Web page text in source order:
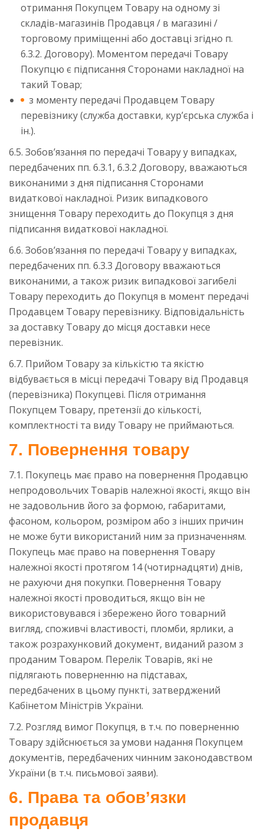
отримання Покупцем Товару на одному зі
складів-магазинів Продавця / в магазині /
торговому приміщенні або доставці згідно п.
6.3.2. Договору). Моментом передачі Товару
Покупцю є підписання Сторонами накладної на
такий Товар;
з моменту передачі Продавцем Товару
перевізнику (служба доставки, кур’єрська служба і
ін.).
6.5. Зобов’язання по передачі Товару у випадках,
передбачених пп. 6.3.1, 6.3.2 Договору, вважаються
виконаними з дня підписання Сторонами
видаткової накладної. Ризик випадкового
знищення Товару переходить до Покупця з дня
підписання видаткової накладної.
6.6. Зобов’язання по передачі Товару у випадках,
передбачених пп. 6.3.3 Договору вважаються
виконаними, а також ризик випадкової загибелі
Товару переходить до Покупця в момент передачі
Продавцем Товару перевізнику. Відповідальність
за доставку Товару до місця доставки несе
перевізник.
6.7. Прийом Товару за кількістю та якістю
відбувається в місці передачі Товару від Продавця
(перевізника) Покупцеві. Після отримання
Покупцем Товару, претензії до кількості,
комплектності та виду Товару не приймаються.
7. Повернення товару
7.1. Покупець має право на повернення Продавцю
непродовольчих Товарів належної якості, якщо він
не задовольнив його за формою, габаритами,
фасоном, кольором, розміром або з інших причин
не може бути використаний ним за призначенням.
Покупець має право на повернення Товару
належної якості протягом 14 (чотирнадцяти) днів,
не рахуючи дня покупки. Повернення Товару
належної якості проводиться, якщо він не
використовувався і збережено його товарний
вигляд, споживчі властивості, пломби, ярлики, а
також розрахунковий документ, виданий разом з
проданим Товаром. Перелік Товарів, які не
підлягають поверненню на підставах,
передбачених в цьому пункті, затверджений
Кабінетом Міністрів України.
7.2. Розгляд вимог Покупця, в т.ч. по поверненню
Товару здійснюється за умови надання Покупцем
документів, передбачених чинним законодавством
України (в т.ч. письмової заяви).
6. Права та обов’язки
продавця